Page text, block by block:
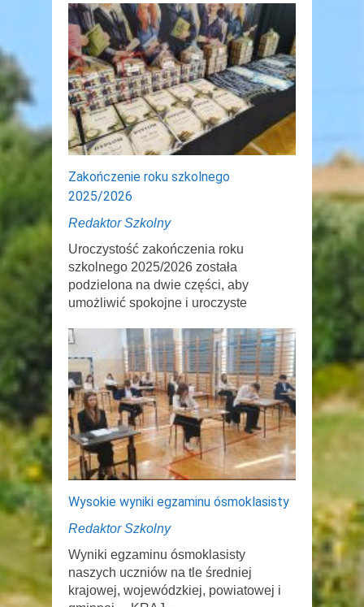
Zakończenie roku szkolnego
2025/2026
Redaktor Szkolny
Uroczystość zakończenia roku
szkolnego 2025/2026 została
podzielona na dwie części, aby
umożliwić spokojne i uroczyste
Wysokie wyniki egzaminu ósmoklasisty
Redaktor Szkolny
Wyniki egzaminu ósmoklasisty
naszych uczniów na tle średniej
krajowej, wojewódzkiej, powiatowej i